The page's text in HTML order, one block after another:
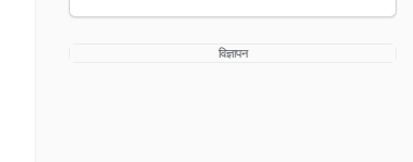
विज्ञापन